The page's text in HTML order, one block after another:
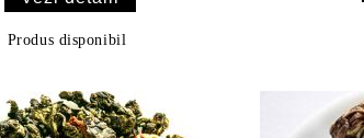
Produs disponibil